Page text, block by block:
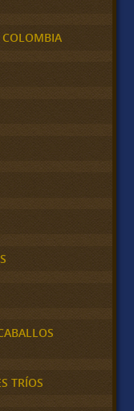
COLOMBIA
TRÍOS